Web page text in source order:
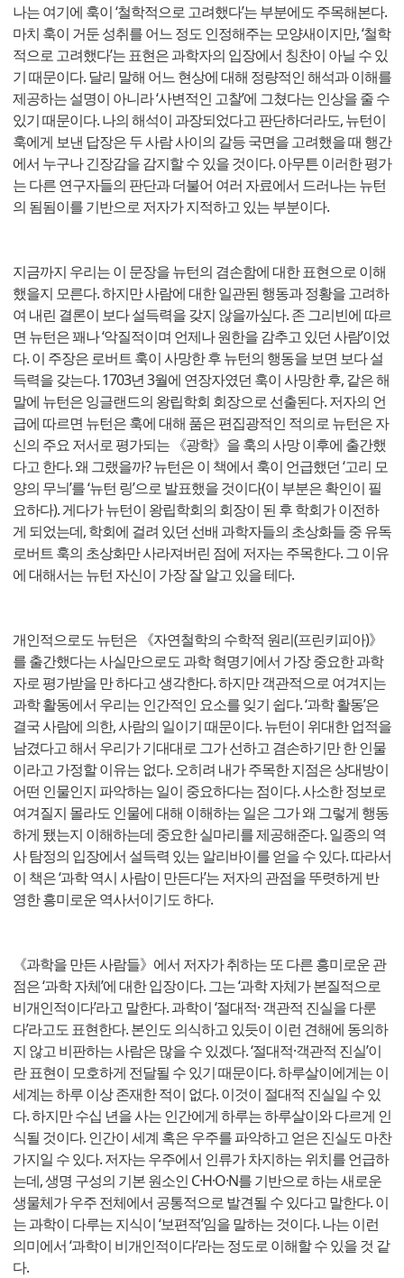
나는 여기에 훅이 ‘철학적으로 고려했다’는 부분에도 주목해본다.
마치 훅이 거둔 성취를 어느 정도 인정해주는 모양새이지만, ‘철학
적으로 고려했다’는 표현은 과학자의 입장에서 칭찬이 아닐 수 있
기 때문이다. 달리 말해 어느 현상에 대해 정량적인 해석과 이해를
제공하는 설명이 아니라 ‘사변적인 고찰’에 그쳤다는 인상을 줄 수
있기 때문이다. 나의 해석이 과장되었다고 판단하더라도, 뉴턴이
훅에게 보낸 답장은 두 사람 사이의 갈등 국면을 고려했을 때 행간
에서 누구나 긴장감을 감지할 수 있을 것이다. 아무튼 이러한 평가
는 다른 연구자들의 판단과 더불어 여러 자료에서 드러나는 뉴턴
의 됨됨이를 기반으로 저자가 지적하고 있는 부분이다.
지금까지 우리는 이 문장을 뉴턴의 겸손함에 대한 표현으로 이해
했을지 모른다. 하지만 사람에 대한 일관된 행동과 정황을 고려하
여 내린 결론이 보다 설득력을 갖지 않을까싶다. 존 그리빈에 따르
면 뉴턴은 꽤나 ‘악질적이며 언제나 원한을 감추고 있던 사람’이었
다. 이 주장은 로버트 훅이 사망한 후 뉴턴의 행동을 보면 보다 설
득력을 갖는다. 1703년 3월에 연장자였던 훅이 사망한 후, 같은 해
말에 뉴턴은 잉글랜드의 왕립학회 회장으로 선출된다. 저자의 언
급에 따르면 뉴턴은 훅에 대해 품은 편집광적인 적의로 뉴턴은 자
신의 주요 저서로 평가되는 《광학》을 훅의 사망 이후에 출간했
다고 한다. 왜 그랬을까? 뉴턴은 이 책에서 훅이 언급했던 ‘고리 모
양의 무늬’를 ‘뉴턴 링’으로 발표했을 것이다(이 부분은 확인이 필
요하다). 게다가 뉴턴이 왕립학회의 회장이 된 후 학회가 이전하
게 되었는데, 학회에 걸려 있던 선배 과학자들의 초상화들 중 유독
로버트 훅의 초상화만 사라져버린 점에 저자는 주목한다. 그 이유
에 대해서는 뉴턴 자신이 가장 잘 알고 있을 테다.
개인적으로도 뉴턴은 《자연철학의 수학적 원리(프린키피아)》
를 출간했다는 사실만으로도 과학 혁명기에서 가장 중요한 과학
자로 평가받을 만 하다고 생각한다. 하지만 객관적으로 여겨지는
과학 활동에서 우리는 인간적인 요소를 잊기 쉽다. ‘과학 활동’은
결국 사람에 의한, 사람의 일이기 때문이다. 뉴턴이 위대한 업적을
남겼다고 해서 우리가 기대대로 그가 선하고 겸손하기만 한 인물
이라고 가정할 이유는 없다. 오히려 내가 주목한 지점은 상대방이
어떤 인물인지 파악하는 일이 중요하다는 점이다. 사소한 정보로
여겨질지 몰라도 인물에 대해 이해하는 일은 그가 왜 그렇게 행동
하게 됐는지 이해하는데 중요한 실마리를 제공해준다. 일종의 역
사 탐정의 입장에서 설득력 있는 알리바이를 얻을 수 있다. 따라서
이 책은 ‘과학 역시 사람이 만든다’는 저자의 관점을 뚜렷하게 반
영한 흥미로운 역사서이기도 하다.
《과학을 만든 사람들》에서 저자가 취하는 또 다른 흥미로운 관
점은 ‘과학 자체’에 대한 입장이다. 그는 ‘과학 자체가 본질적으로
비개인적이다’라고 말한다. 과학이 ‘절대적· 객관적 진실을 다룬
다’라고도 표현한다. 본인도 의식하고 있듯이 이런 견해에 동의하
지 않고 비판하는 사람은 많을 수 있겠다. ‘절대적·객관적 진실’이
란 표현이 모호하게 전달될 수 있기 때문이다. 하루살이에게는 이
세계는 하루 이상 존재한 적이 없다. 이것이 절대적 진실일 수 있
다. 하지만 수십 년을 사는 인간에게 하루는 하루살이와 다르게 인
식될 것이다. 인간이 세계 혹은 우주를 파악하고 얻은 진실도 마찬
가지일 수 있다. 저자는 우주에서 인류가 차지하는 위치를 언급하
는데, 생명 구성의 기본 원소인 C·H·O·N를 기반으로 하는 새로운
생물체가 우주 전체에서 공통적으로 발견될 수 있다고 말한다. 이
는 과학이 다루는 지식이 ‘보편적’임을 말하는 것이다. 나는 이런
의미에서 ‘과학이 비개인적이다’라는 정도로 이해할 수 있을 것 같
다.